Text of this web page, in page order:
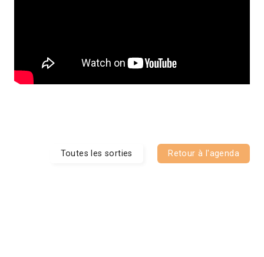
Toutes les sorties Retour à l'agenda